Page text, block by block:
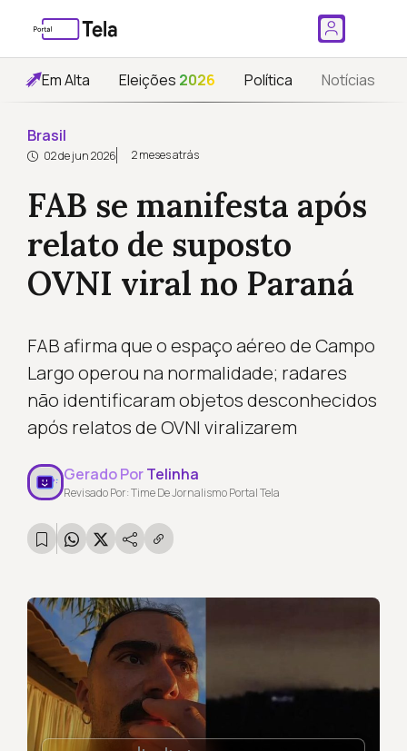
Em Alta Eleições 2026 Política Notícias
Brasil
02 de jun 2026 2 meses atrás
FAB se manifesta após
relato de suposto
OVNI viral no Paraná
FAB afirma que o espaço aéreo de Campo
Largo operou na normalidade; radares
não identificaram objetos desconhecidos
após relatos de OVNI viralizarem
Gerado PorTelinha
Revisado Por: Time De Jornalismo Portal Tela